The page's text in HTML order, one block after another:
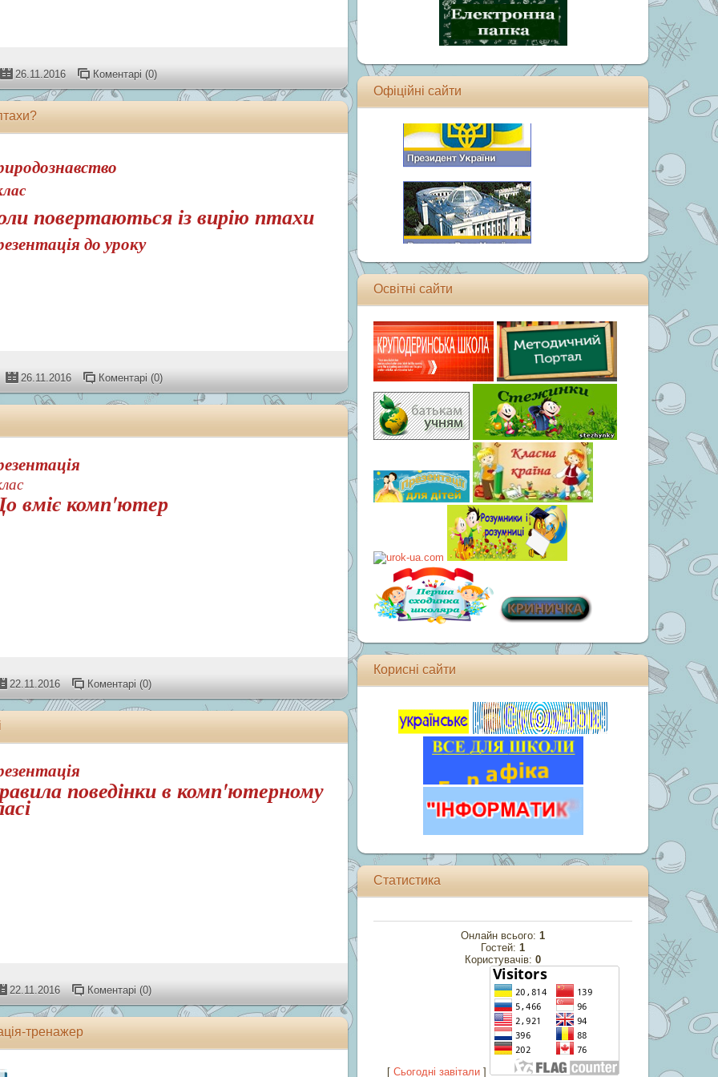
26.11.2016 Коментарі (0)
повертаються із вирію птахи
до уроку
26.11.2016 Коментарі (0)
вміє комп'ютер
22.11.2016 Коментарі (0)
поведінки в комп'ютерному
22.11.2016 Коментарі (0)
тренажер
Офіційні сайти
Освітні сайти
Корисні сайти
Статистика
Онлайн всього: 1
Гостей: 1
Користувачів:0
[ Cьогодні завітали]